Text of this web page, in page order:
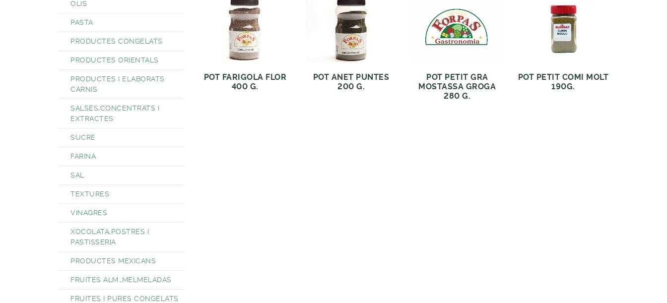
OLIS
PASTA
PRODUCTES CONGELATS
PRODUCTES ORIENTALS
PRODUCTES I ELABORATS
CARNIS
SALSES,CONCENTRATS I
EXTRACTES
SUCRE
FARINA
SAL
TEXTURES
VINAGRES
XOCOLATA,POSTRES I
PASTISSERIA
PRODUCTES MEXICANS
FRUITES ALM.,MELMELADAS
FRUITES I PURES CONGELATS
POT FARIGOLA FLOR
400 G.
POT ANET PUNTES
200 G.
POT PETIT GRA
MOSTASSA GROGA
280 G.
POT PETIT COMI MOLT
190G.